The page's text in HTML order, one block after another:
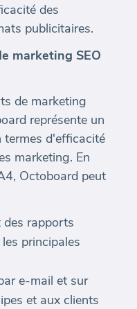
des
publicitaires.
marketing SEO
de marketing
représente un
d'efficacité
marketing. En
Octoboard peut
des rapports
principales
e-mail et sur
et aux clients